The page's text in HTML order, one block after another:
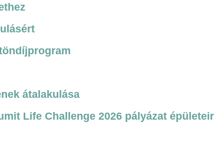
átalakulása
Life Challenge 2026 pályázat